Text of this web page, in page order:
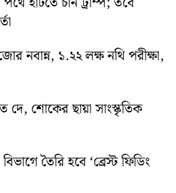
নবান্ন, ১.২২ লক্ষ নথি পরীক্ষা,
দে, শোকের ছায়া সাংস্কৃতিক
তৈরি হবে ‘ব্রেস্ট ফিডিং